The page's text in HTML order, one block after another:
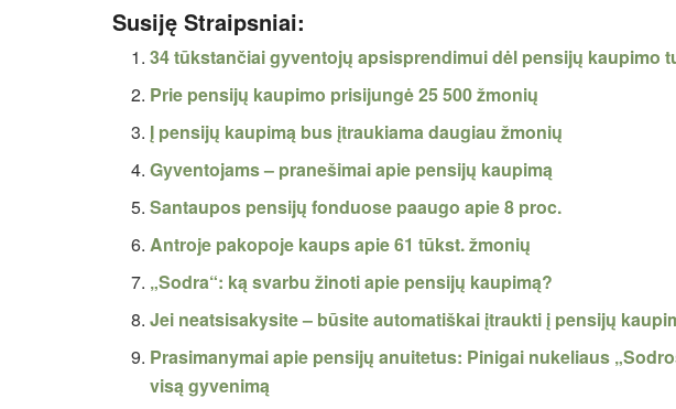
Susiję Straipsniai:
34 tūkstančiai gyventojų apsisprendimui dėl pensijų kaupimo
Prie pensijų kaupimo prisijungė 25 500 žmonių
Į pensijų kaupimą bus įtraukiama daugiau žmonių
Gyventojams – pranešimai apie pensijų kaupimą
Santaupos pensijų fonduose paaugo apie 8 proc.
Antroje pakopoje kaups apie 61 tūkst. žmonių
„Sodra“: ką svarbu žinoti apie pensijų kaupimą?
Jei neatsisakysite – būsite automatiškai įtraukti į pensijų
Prasimanymai apie pensijų anuitetus: Pinigai nukeliaus
visą gyvenimą